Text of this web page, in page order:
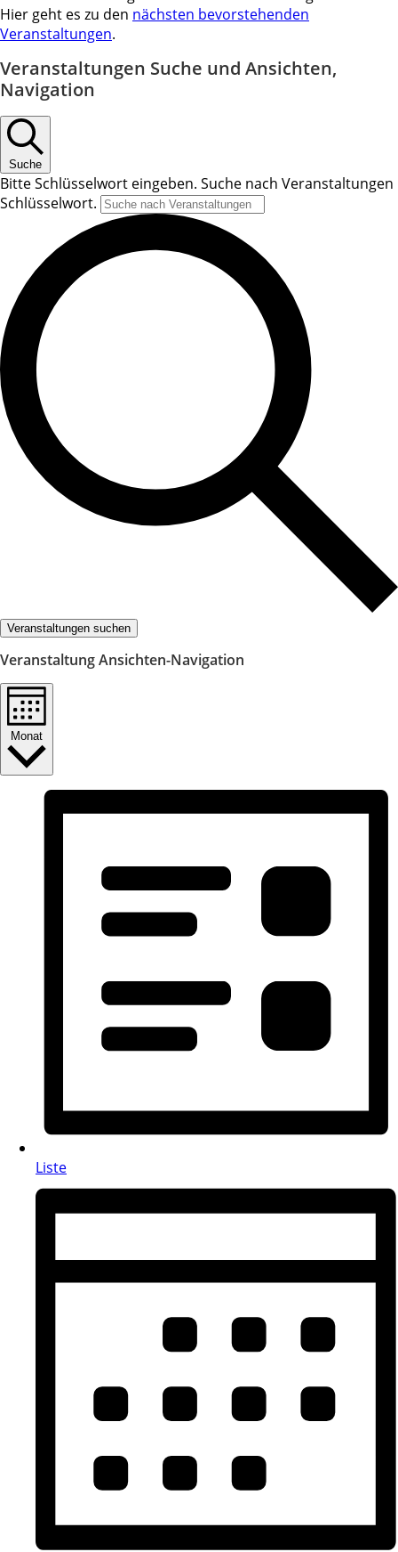
Hier geht es zu den nächsten bevorstehenden
Veranstaltungen.
Veranstaltungen Suche und Ansichten,
Navigation
Suche
Bitte Schlüsselwort eingeben. Suche nach Veranstaltungen
Schlüsselwort.
Veranstaltungen suchen
Veranstaltung Ansichten-Navigation
Monat
Liste